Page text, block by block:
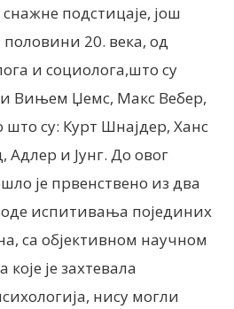
подстицаје, још
половини 20. века, од
и социолога,што су
Вињем Џемс, Макс Вебер,
што су: Курт Шнајдер, Ханс
Адлер и Јунг. До овог
је првенствено из два
испитивања појединих
са објективном научном
је захтевала
нису могли